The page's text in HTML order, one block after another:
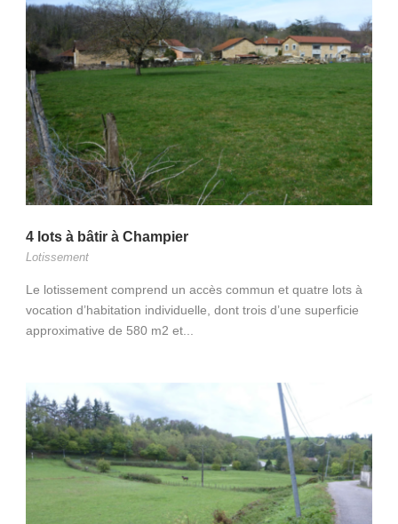
4 lots à bâtir à Champier
Lotissement
Le lotissement comprend un accès commun et quatre lots à
vocation d’habitation individuelle, dont trois d’une superficie
approximative de 580 m2 et...